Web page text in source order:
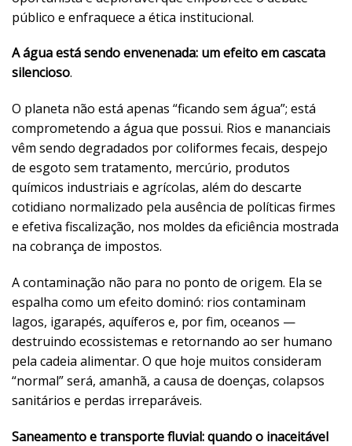
público e enfraquece a ética institucional.
A água está sendo envenenada: um efeito em cascata
silencioso.
O planeta não está apenas “ficando sem água”; está
comprometendo a água que possui. Rios e mananciais
vêm sendo degradados por coliformes fecais, despejo
de esgoto sem tratamento, mercúrio, produtos
químicos industriais e agrícolas, além do descarte
cotidiano normalizado pela ausência de políticas firmes
e efetiva fiscalização, nos moldes da eficiência mostrada
na cobrança de impostos.
A contaminação não para no ponto de origem. Ela se
espalha como um efeito dominó: rios contaminam
lagos, igarapés, aquíferos e, por fim, oceanos —
destruindo ecossistemas e retornando ao ser humano
pela cadeia alimentar. O que hoje muitos consideram
“normal” será, amanhã, a causa de doenças, colapsos
sanitários e perdas irreparáveis.
Saneamento e transporte fluvial: quando o inaceitável